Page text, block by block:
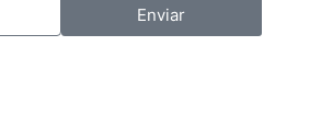
Enviar